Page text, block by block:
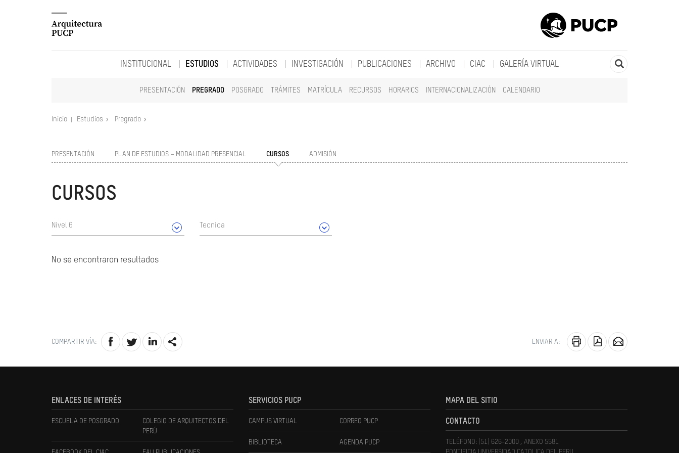
INSTITUCIONAL ESTUDIOS
PRESENTACIÓN PREGRADO POSGRADO TRÁMITES MATRÍCULA RECURSOS HORARIOS INTERNACIONALIZACIÓN CALENDARIO
ACTIVIDADES INVESTIGACIÓN PUBLICACIONES ARCHIVO CIAC GALERÍA VIRTUAL
Inicio Estudios Pregrado
PRESENTACIÓN PLAN DE ESTUDIOS – MODALIDAD PRESENCIAL CURSOS ADMISIÓN
CURSOS
Nivel 6 Tecnica
No se encontraron resultados
COMPARTIR VÍA: ENVIAR A:
ENLACES DE INTERÉS
ESCUELA DE POSGRADO
COLEGIO DE ARQUITECTOS DEL
PERÚ
SERVICIOS PUCP
CAMPUS VIRTUAL CORREO PUCP
BIBLIOTECA AGENDA PUCP
MAPA DEL SITIO
CONTACTO
TELÉFONO: (51) 626-2000 , ANEXO 5581